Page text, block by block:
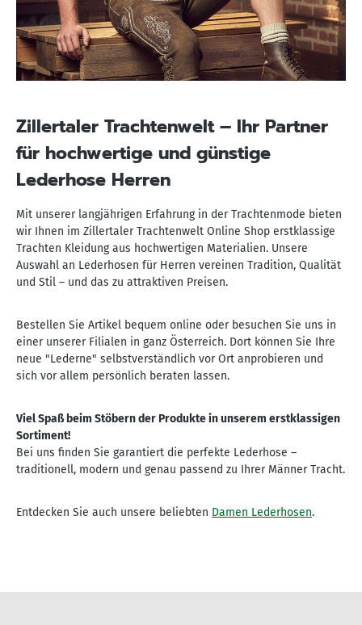
Zillertaler Trachtenwelt – Ihr Partner
für hochwertige und günstige
Lederhose Herren
Mit unserer langjährigen Erfahrung in der Trachtenmode bieten
wir Ihnen im Zillertaler Trachtenwelt Online Shop erstklassige
Trachten Kleidung aus hochwertigen Materialien. Unsere
Auswahl an Lederhosen für Herren vereinen Tradition, Qualität
und Stil – und das zu attraktiven Preisen.
Bestellen Sie Artikel bequem online oder besuchen Sie uns in
einer unserer Filialen in ganz Österreich. Dort können Sie Ihre
neue "Lederne" selbstverständlich vor Ort anprobieren und
sich vor allem persönlich beraten lassen.
Viel Spaß beim Stöbern der Produkte in unserem erstklassigen
Sortiment!
Bei uns finden Sie garantiert die perfekte Lederhose –
traditionell, modern und genau passend zu Ihrer Männer Tracht.
Entdecken Sie auch unsere beliebten Damen Lederhosen.